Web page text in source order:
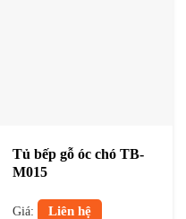
Tủ bếp gỗ óc chó TB-
M015
Giá: Liên hệ